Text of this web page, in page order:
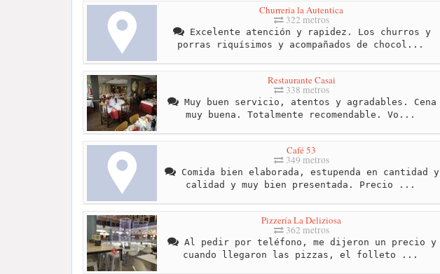
Churreria la Autentica
322 metros
Excelente atención y rapidez. Los churros y
porras riquísimos y acompañados de chocol...
Restaurante Casai
338 metros
Muy buen servicio, atentos y agradables. Cena
muy buena. Totalmente recomendable. Vo...
Café 53
349 metros
Comida bien elaborada, estupenda en cantidad y
calidad y muy bien presentada. Precio ...
Pizzería La Deliziosa
362 metros
Al pedir por teléfono, me dijeron un precio y
cuando llegaron las pizzas, el folleto ...